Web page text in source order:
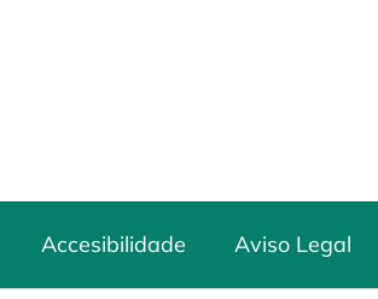
Accesibilidade Aviso Legal